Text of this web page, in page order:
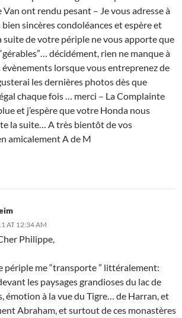
Van ont rendu pesant – Je vous adresse à
sincères condoléances et espère et
suite de votre périple ne vous apporte que
décidément, rien ne manque à
évènements lorsque vous entreprenez de
les dernières photos dès que
chaque fois … merci – La Complainte
et j’espère que votre Honda nous
la suite… A très bientôt de vos
amicalement A de M
AT 12:34 AM
Philippe,
périple me “transporte ” littéralement:
les paysages grandioses du lac de
émotion à la vue du Tigre… de Harran, et
Abraham, et surtout de ces monastères